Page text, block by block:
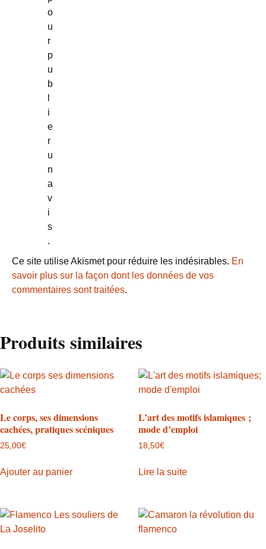
o
u
r
p
u
b
i
e
r
u
n
a
v
i
s
.
Ce site utilise Akismet pour réduire les indésirables. En
savoir plus sur la façon dont les données de vos
commentaires sont traitées.
Produits similaires
Le corps, ses dimensions
cachées, pratiques scéniques
25,00€
Ajouter au panier
L’art des motifs islamiques ;
mode d’emploi
18,50€
Lire la suite